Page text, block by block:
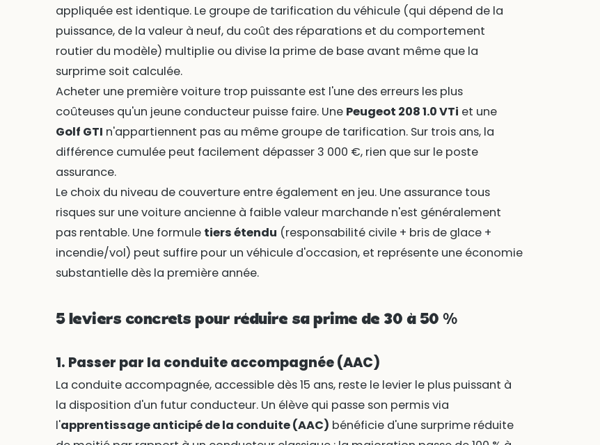
appliquée est identique. Le groupe de tarification du véhicule (qui dépend de la
puissance, de la valeur à neuf, du coût des réparations et du comportement
routier du modèle) multiplie ou divise la prime de base avant même que la
surprime soit calculée.
Acheter une première voiture trop puissante est l'une des erreurs les plus
coûteuses qu'un jeune conducteur puisse faire. Une Peugeot 208 1.0 VTi et une
Golf GTI n'appartiennent pas au même groupe de tarification. Sur trois ans, la
différence cumulée peut facilement dépasser 3 000 €, rien que sur le poste
assurance.
Le choix du niveau de couverture entre également en jeu. Une assurance tous
risques sur une voiture ancienne à faible valeur marchande n'est généralement
pas rentable. Une formule tiers étendu (responsabilité civile + bris de glace +
incendie/vol) peut suffire pour un véhicule d'occasion, et représente une économie
substantielle dès la première année.
5 leviers concrets pour réduire sa prime de 30 à 50 %
1. Passer par la conduite accompagnée (AAC)
La conduite accompagnée, accessible dès 15 ans, reste le levier le plus puissant à
la disposition d'un futur conducteur. Un élève qui passe son permis via
l'apprentissage anticipé de la conduite (AAC) bénéficie d'une surprime réduite